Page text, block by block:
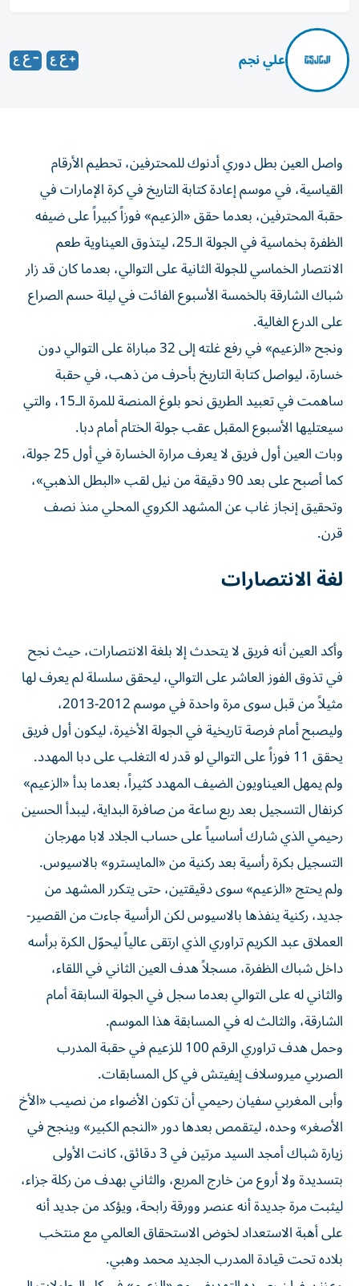
علي نجم
واصل العين بطل دوري أدنوك للمحترفين، تحطيم الأرقام
القياسية، في موسم إعادة كتابة التاريخ في كرة الإمارات في
حقبة المحترفين، بعدما حقق «الزعيم» فوزاً كبيراً على ضيفه
الظفرة بخماسية في الجولة الـ25، ليتذوق العيناوية طعم
الانتصار الخماسي للجولة الثانية على التوالي، بعدما كان قد زار
شباك الشارقة بالخمسة الأسبوع الفائت في ليلة حسم الصراع
على الدرع الغالية.
ونجح «الزعيم» في رفع غلته إلى 32 مباراة على التوالي دون
خسارة، ليواصل كتابة التاريخ بأحرف من ذهب، في حقبة
ساهمت في تعبيد الطريق نحو بلوغ المنصة للمرة الـ15، والتي
سيعتليها الأسبوع المقبل عقب جولة الختام أمام دبا.
وبات العين أول فريق لا يعرف مرارة الخسارة في أول 25 جولة،
كما أصبح على بعد 90 دقيقة من نيل لقب «البطل الذهبي»،
وتحقيق إنجاز غاب عن المشهد الكروي المحلي منذ نصف
قرن.
لغة الانتصارات
وأكد العين أنه فريق لا يتحدث إلا بلغة الانتصارات، حيث نجح
في تذوق الفوز العاشر على التوالي، ليحقق سلسلة لم يعرف لها
مثيلاً من قبل سوى مرة واحدة في موسم 2012-2013،
وليصبح أمام فرصة تاريخية في الجولة الأخيرة، ليكون أول فريق
يحقق 11 فوزاً على التوالي لو قدر له التغلب على دبا المهدد.
ولم يمهل العيناويون الضيف المهدد كثيراً، بعدما بدأ «الزعيم»
كرنفال التسجيل بعد ربع ساعة من صافرة البداية، ليبدأ الحسين
رحيمي الذي شارك أساسياً على حساب الجلاد لابا مهرجان
التسجيل بكرة رأسية بعد ركنية من «المايسترو» بالاسيوس.
ولم يحتج «الزعيم» سوى دقيقتين، حتى يتكرر المشهد من
جديد، ركنية ينفذها بالاسيوس لكن الرأسية جاءت من القصير-
العملاق عبد الكريم تراوري الذي ارتقى عالياً ليحوّل الكرة برأسه
داخل شباك الظفرة، مسجلاً هدف العين الثاني في اللقاء،
والثاني له على التوالي بعدما سجل في الجولة السابقة أمام
الشارقة، والثالث له في المسابقة هذا الموسم.
وحمل هدف تراوري الرقم 100 للزعيم في حقبة المدرب
الصربي ميروسلاف إيفيتش في كل المسابقات.
وأبى المغربي سفيان رحيمي أن تكون الأضواء من نصيب «الأخ
الأصغر» وحده، ليتقمص بعدها دور «النجم الكبير» وينجح في
زيارة شباك أمجد السيد مرتين في 3 دقائق، كانت الأولى
بتسديدة ولا أروع من خارج المربع، والثاني بهدف من ركلة جزاء،
ليثبت مرة جديدة أنه عنصر وورقة رابحة، ويؤكد من جديد أنه
على أهبة الاستعداد لخوض الاستحقاق العالمي مع منتخب
بلاده تحت قيادة المدرب الجديد محمد وهبي.